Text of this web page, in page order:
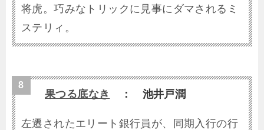
将虎。巧みなトリックに見事にダマされるミ
ステリィ。
果つる底なき ： 池井戸潤
左遷されたエリート銀行員が、同期入行の行